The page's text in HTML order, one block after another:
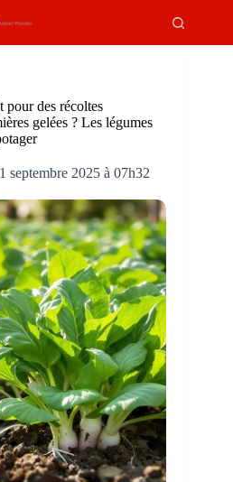
pour des récoltes
gelées ? Les légumes
septembre 2025 à 07h32